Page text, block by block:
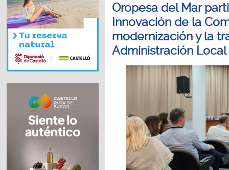
Oropesa del Mar
Innovación de la
modernización y la
Administración Local